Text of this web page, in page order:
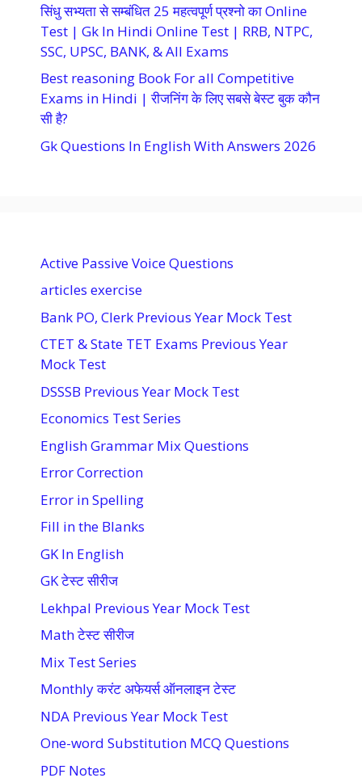
सिंधु सभ्यता से सम्बंधित 25 महत्वपूर्ण प्रश्नो का Online
Test | Gk In Hindi Online Test | RRB, NTPC,
SSC, UPSC, BANK, & All Exams
Best reasoning Book For all Competitive
Exams in Hindi | रीजनिंग के लिए सबसे बेस्ट बुक कौन
सी है?
Gk Questions In English With Answers 2026
Active Passive Voice Questions
articles exercise
Bank PO, Clerk Previous Year Mock Test
CTET & State TET Exams Previous Year
Mock Test
DSSSB Previous Year Mock Test
Economics Test Series
English Grammar Mix Questions
Error Correction
Error in Spelling
Fill in the Blanks
GK In English
GK टेस्ट सीरीज
Lekhpal Previous Year Mock Test
Math टेस्ट सीरीज
Mix Test Series
Monthly करंट अफेयर्स ऑनलाइन टेस्ट
NDA Previous Year Mock Test
One-word Substitution MCQ Questions
PDF Notes